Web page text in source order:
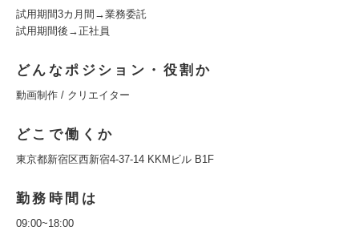
試用期間3カ月間→業務委託
試用期間後→正社員
どんなポジション・役割か
動画制作 / クリエイター
どこで働くか
東京都新宿区西新宿4-37-14 KKMビル B1F
勤務時間は
09:00~18:00